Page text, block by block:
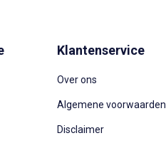
Klantenservice
Over ons
Algemene voorwaarden
Disclaimer